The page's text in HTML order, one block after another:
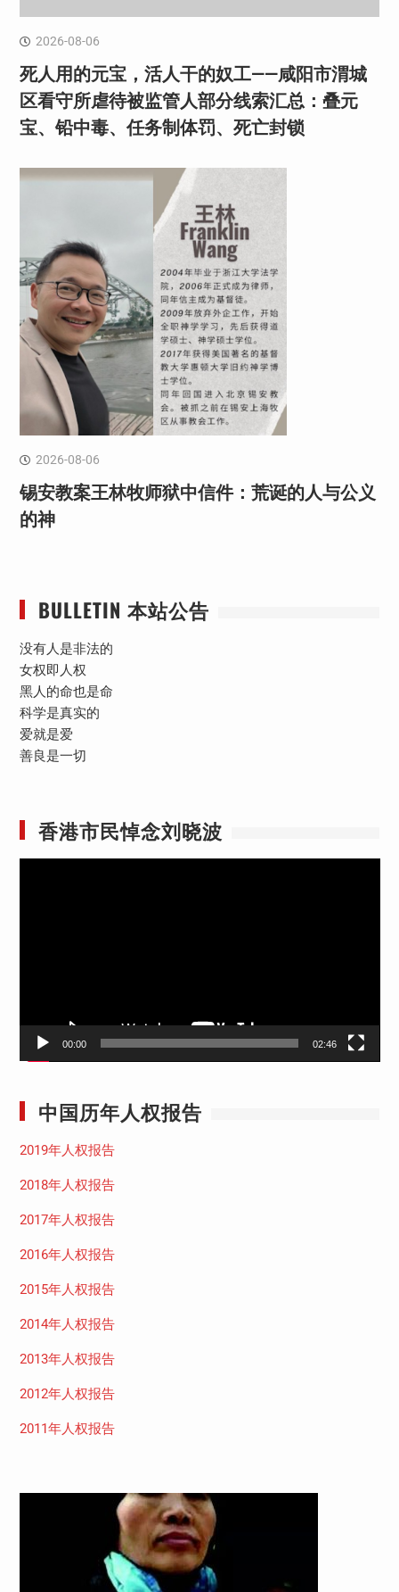
2026-08-06
死人用的元宝，活人干的奴工——咸阳市渭城
区看守所虐待被监管人部分线索汇总：叠元
宝、铅中毒、任务制体罚、死亡封锁
2026-08-06
锡安教案王林牧师狱中信件：荒诞的人与公义
的神
BULLETIN 本站公告
没有人是非法的
女权即人权
黑人的命也是命
科学是真实的
爱就是爱
善良是一切
香港市民悼念刘晓波
00:00 02:46
中国历年人权报告
2019年人权报告
2018年人权报告
2017年人权报告
2016年人权报告
2015年人权报告
2014年人权报告
2013年人权报告
2012年人权报告
2011年人权报告